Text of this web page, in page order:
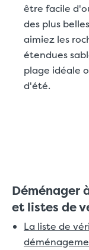
être facile
des plus
aimiez les
étendues
plage idéale
d'été.
Déménager
et listes de
La liste de